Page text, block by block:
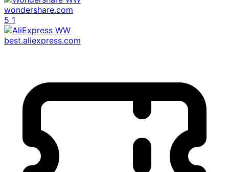
wondershare.com
5 1
best.aliexpress.com